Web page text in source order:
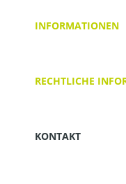
INFORMATIONEN
RECHTLICHE
KONTAKT